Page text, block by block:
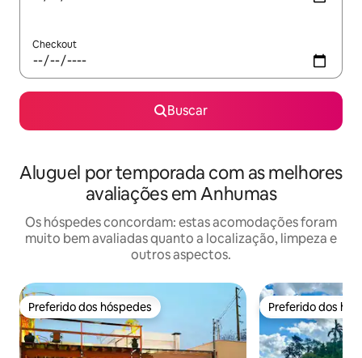
Checkout
Buscar
Aluguel por temporada com as melhores
avaliações em Anhumas
Os hóspedes concordam: estas acomodações foram
muito bem avaliadas quanto a localização, limpeza e
outros aspectos.
Preferido dos hóspedes
Preferido dos hóspedes Preferido dos
Preferido dos